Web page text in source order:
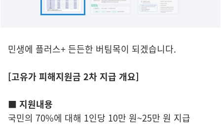
민생에 플러스+ 든든한 버팀목이 되겠습니다.
[고유가 피해지원금 2차 지급 개요]
■ 지원내용
국민의 70%에 대해 1인당 10만 원~25만 원 지급